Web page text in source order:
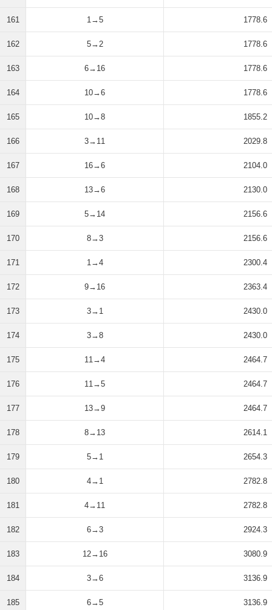
161 1→5 1778.6
162 5→2 1778.6
163 6→16 1778.6
164 10→6 1778.6
165 10→8 1855.2
166 3→11 2029.8
167 16→6 2104.0
168 13→6 2130.0
169 5→14 2156.6
170 8→3 2156.6
171 1→4 2300.4
172 9→16 2363.4
173 3→1 2430.0
174 3→8 2430.0
175 11→4 2464.7
176 11→5 2464.7
177 13→9 2464.7
178 8→13 2614.1
179 5→1 2654.3
180 4→1 2782.8
181 4→11 2782.8
182 6→3 2924.3
183 12→16 3080.9
184 3→6 3136.9
185 6→5 3136.9